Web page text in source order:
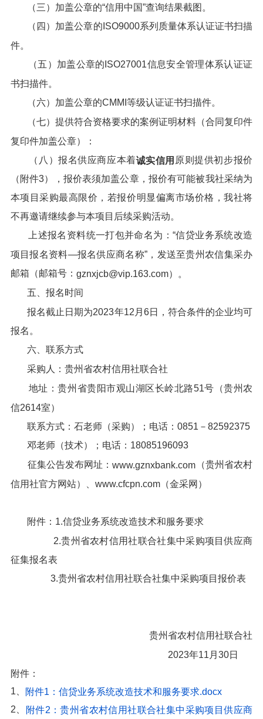
（三）加盖公章的“信用中国”查询结果截图。
（四）加盖公章的ISO9000系列质量体系认证证书扫描
件。
（五）加盖公章的ISO27001信息安全管理体系认证证
书扫描件。
（六）加盖公章的CMMI等级认证证书扫描件。
（七）提供符合资格要求的案例证明材料（合同复印件
复印件加盖公章）：
（八）报名供应商应本着诚实信用 原则提供初步报价
（附件3），报价表须加盖公章，报价有可能被我社采纳为
本项目采购最高限价，若报价明显偏离市场价格，我社将
不再邀请继续参与本项目后续采购活动。
上述报名资料统一打包并命名为：“信贷业务系统改造
项目报名资料—报名供应商名称”，发送至贵州农信集采办
邮箱（邮箱号： gznxjcb@vip.163.com）。
五、报名时间
报名截止日期为2023年12月6日，符合条件的企业均可
报名。
六、联系方式
采购人：贵州省农村信用社联合社
地址：贵州省贵阳市观山湖区长岭北路51号（贵州农
信2614室）
联系方式：石老师（采购）；电话：0851－82592375
邓老师（技术）；电话：18085196093
征集公告发布网址：www.gznxbank.com （贵州省农村
信用社官方网站）、www.cfcpn.com（金采网）
附件：1.信贷业务系统改造技术和服务要求
2.贵州省农村信用社联合社集中采购项目供应商
征集报名表
3.贵州省农村信用社联合社集中采购项目报价表
贵州省农村信用社联合社
2023年11月30日
附件：
1、
附件1：信贷业务系统改造技术和服务要求.docx
2、 附件2：贵州省农村信用社联合社集中采购项目供应商